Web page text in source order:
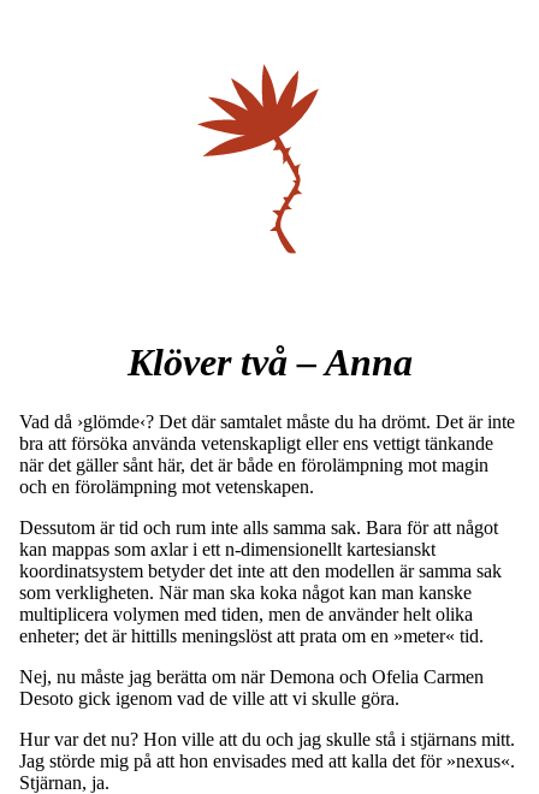
Klöver två – Anna
Vad då ›glömde‹? Det där samtalet måste du ha drömt. Det är inte
bra att försöka använda vetenskapligt eller ens vettigt tänkande
när det gäller sånt här, det är både en förolämpning mot magin
och en förolämpning mot vetenskapen.
Dessutom är tid och rum inte alls samma sak. Bara för att något
kan mappas som axlar i ett n-dimensionellt kartesianskt
koordinatsystem betyder det inte att den modellen är samma sak
som verkligheten. När man ska koka något kan man kanske
multiplicera volymen med tiden, men de använder helt olika
enheter; det är hittills meningslöst att prata om en »meter« tid.
Nej, nu måste jag berätta om när Demona och Ofelia Carmen
Desoto gick igenom vad de ville att vi skulle göra.
Hur var det nu? Hon ville att du och jag skulle stå i stjärnans mitt.
Jag störde mig på att hon envisades med att kalla det för »nexus«.
Stjärnan, ja.